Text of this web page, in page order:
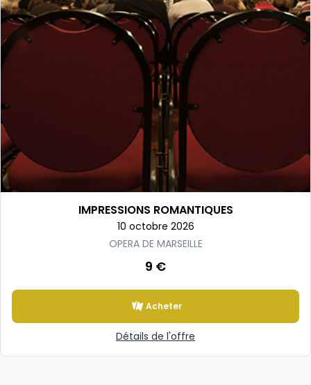
IMPRESSIONS ROMANTIQUES
10 octobre 2026
OPERA DE MARSEILLE
9 €
Acheter
Détails de l'offre